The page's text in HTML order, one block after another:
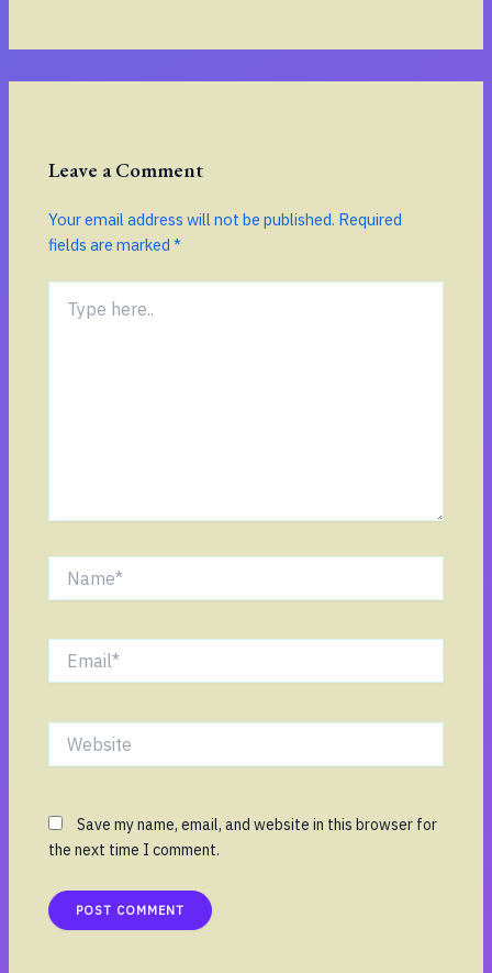
Leave a Comment
Your email address will not be published. Required
fields are marked*
here..
Website
Save my name, email, and website in this browser for
the next time I comment.